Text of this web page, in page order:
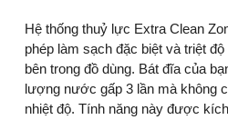
Hệ thống thuỷ lực Extra Clean
phép làm sạch đặc biệt và triệt
bên trong đồ dùng. Bát đĩa của
lượng nước gấp 3 lần mà không
nhiệt độ. Tính năng này được